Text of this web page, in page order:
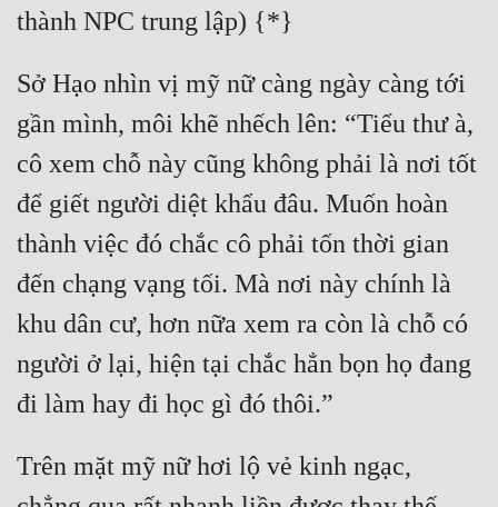
Trùng Sinh
Trọng Sinh
Tu Chân
Tu Tiên
Tội Phạm
Vô Địch
Xuyên Không
Xuyên Sách
Sở Hạo nhìn vị mỹ nữ càng ngày càng tới
gần mình, môi khẽ nhếch lên: “Tiểu thư à,
cô xem chỗ này cũng không phải là nơi tốt
để giết người diệt khẩu đâu. Muốn hoàn
thành việc đó chắc cô phải tốn thời gian
đến chạng vạng tối. Mà nơi này chính là
khu dân cư, hơn nữa xem ra còn là chỗ có
người ở lại, hiện tại chắc hẳn bọn họ đang
Trên mặt mỹ nữ hơi lộ vẻ kinh ngạc,